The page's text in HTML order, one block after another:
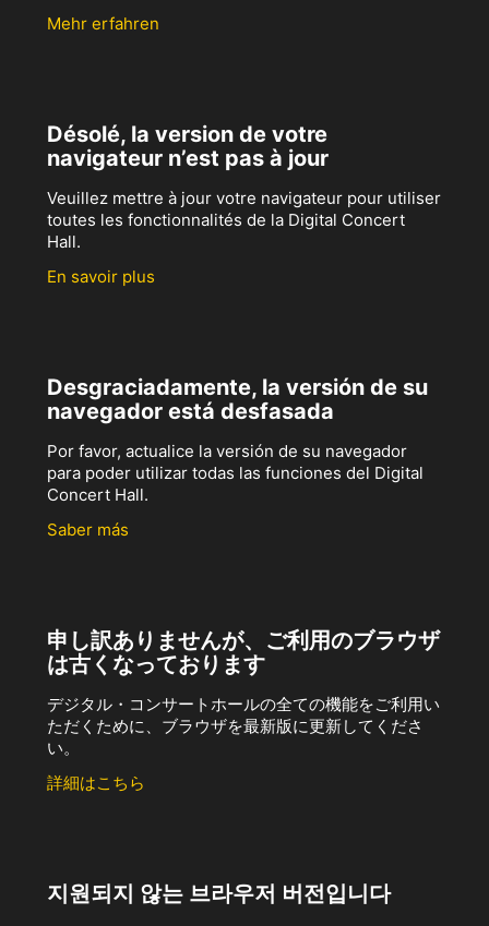
Mehr erfahren
Désolé, la version de votre
navigateur n’est pas à jour
Veuillez mettre à jour votre navigateur pour utiliser
toutes les fonctionnalités de la Digital Concert
Hall.
En savoir plus
Desgraciadamente, la versión de su
navegador está desfasada
Por favor, actualice la versión de su navegador
para poder utilizar todas las funciones del Digital
Concert Hall.
Saber más
申し訳ありませんが、ご利用のブラウザ
は古くなっております
デジタル・コンサートホールの全ての機能をご利用い
ただくために、ブラウザを最新版に更新してくださ
い。
詳細はこちら
지원되지 않는 브라우저 버전입니다